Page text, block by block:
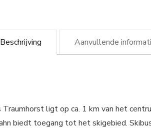
Beschrijving Aanvullende
ligt op ca. 1 km van het
biedt toegang tot het skigebied.